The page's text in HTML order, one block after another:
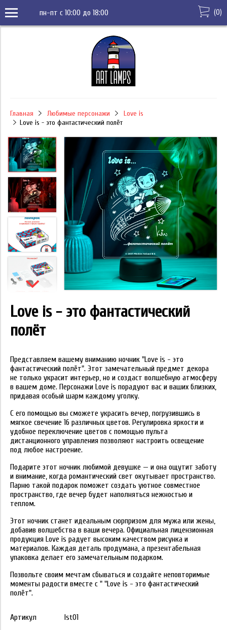
пн-пт с 10:00 до 18:00 (0)
Главная Любимые персонажи
Love is
Love is - это фантастический полёт
Love is - это фантастический
полёт
Представляем вашему вниманию ночник "Love is - это
фантастический полёт". Этот замечательный предмет декора
не только украсит интерьер, но и создаст волшебную атмосферу
в вашем доме. Персонажи Love is порадуют вас и ваших близких,
придавая особый шарм каждому уголку.
С его помощью вы сможете украсить вечер, погрузившись в
мягкое свечение 16 различных цветов. Регулировка яркости и
удобное переключение цветов с помощью пульта
дистанционного управления позволяют настроить освещение
под любое настроение.
Подарите этот ночник любимой девушке — и она ощутит заботу
и внимание, когда романтический свет окутывает пространство.
Парню такой подарок поможет создать уютное совместное
пространство, где вечер будет наполняться нежностью и
теплом.
Этот ночник станет идеальным сюрпризом для мужа или жены,
добавив волшебства в ваши вечера. Официальная лицензионная
продукция Love is радует высоким качеством рисунка и
материалов. Каждая деталь продумана, а презентабельная
упаковка делает его замечательным подарком.
Позвольте своим мечтам сбываться и создайте неповторимые
моменты радости вместе с " "Love is - это фантастический
полёт".
Артикул lst01